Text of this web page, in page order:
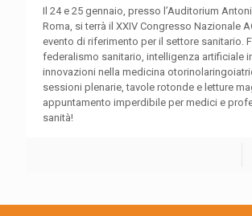
Il 24 e 25 gennaio, presso l’Auditorium
Roma, si terrà il XXIV Congresso Nazionale
evento di riferimento per il settore sanitario.
federalismo sanitario, intelligenza artificiale
innovazioni nella medicina
sessioni plenarie, tavole rotonde e letture
appuntamento imperdibile per medici e
sanità!